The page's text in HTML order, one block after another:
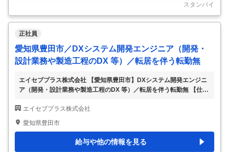
の練習期間が あるため安心スタートできます！ ※立ち作業がメイン
ですが、細かい部品の取扱いが多…
スタンバイ
正社員
愛知県豊田市／DXシステム開発エンジニア（開発・
設計業務や製造工程のDX 等）／転居を伴う転勤無
エイセブプラス株式会社 【愛知県豊田市】DXシステム開発エンジニ
ア（開発・設計業務や製造工程のDX 等）／転居を伴う転勤無 【仕事
務や製造工程のDX 等）／転居を伴う転勤無 【具体的な仕事内容】 ■
業務内容： 愛知県に本社を置き主にトヨタグループ各社に対してシ
たが保有されているデジタル技術を活用して自動車の設計・製造など
の社内業務に対する業務の見える化やデータ共有、ペーパーレス、プ
エイセブプラス株式会社
愛知県豊田市
給与や他の情報を見る